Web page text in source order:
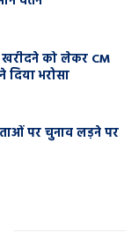
को लेकर CM
दिया भरोसा
पर चुनाव लड़ने पर